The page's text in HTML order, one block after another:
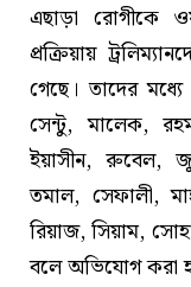
এছাড়া রোগীকে
প্রক্রিয়ায়
গেছে। তাদের
সেন্টু, মালেক,
ইয়াসীন, রুবেল,
তমাল, সেফালী,
রিয়াজ, সিয়াম,
বলে অভিযোগ করা